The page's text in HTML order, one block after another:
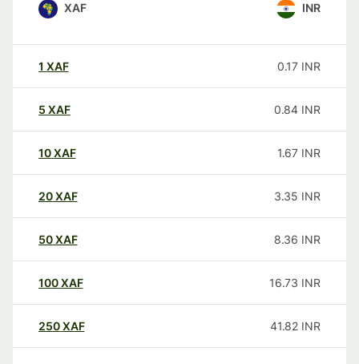
XAF INR
1 XAF 0.17 INR
5 XAF 0.84 INR
10XAF 1.67 INR
20XAF 3.35 INR
50XAF 8.36 INR
100XAF 16.73 INR
250XAF 41.82 INR